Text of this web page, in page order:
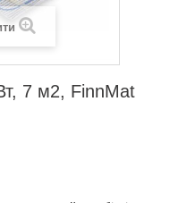
7 м2, FinnMat